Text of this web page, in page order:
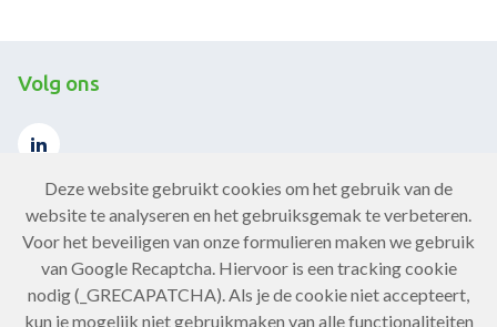
Volg ons
Contact
Neem contact op
Deze website gebruikt cookies om het gebruik van de
website te analyseren en het gebruiksgemak te verbeteren.
Voor het beveiligen van onze formulieren maken we gebruik
van Google Recaptcha. Hiervoor is een tracking cookie
nodig (_GRECAPATCHA). Als je de cookie niet accepteert,
kun je mogelijk niet gebruikmaken van alle functionaliteiten